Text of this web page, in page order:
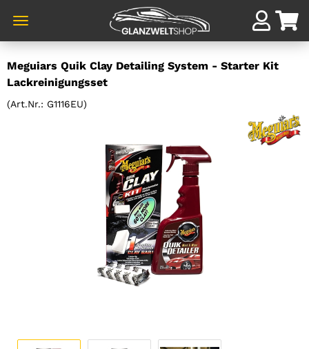
zum
Hauptinhalt
Meguiars Quik Clay Detailing System - Starter Kit
Lackreinigungsset
(Art.Nr.: G1116EU)